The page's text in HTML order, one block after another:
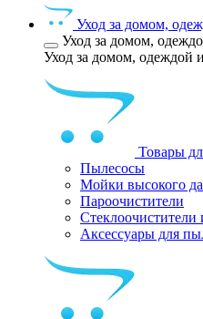
Уход за домом,
Уход за домом,
Уход за домом, одеждой
Товары
Пылесосы
Мойки высокого
Пароочистители
Стеклоочистители
Аксессуары для